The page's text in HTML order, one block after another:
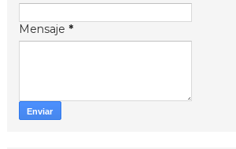
Mensaje *